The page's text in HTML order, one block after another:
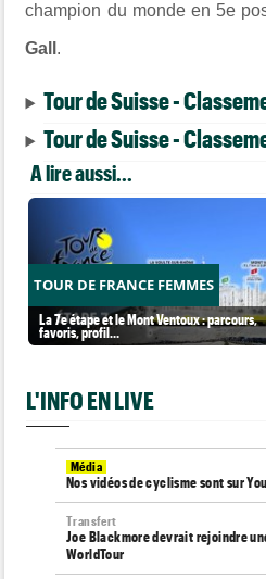
champion du monde en 5e
Gall .
Tour de Suisse -
Tour de Suisse -
A lire aussi...
TOUR DE FRANCE FEMMES
La 7e étape et le Mont Ventoux : parcours,
favoris, profil…
L'INFO EN LIVE
Média
Nos vidéos de cyclisme sont sur
Transfert
Joe Blackmore devrait rejoindre
WorldTour